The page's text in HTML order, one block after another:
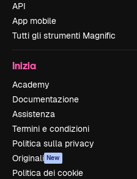
API
App mobile
Tutti gli strumenti Magnific
Inizia
Academy
Documentazione
Assistenza
Termini e condizioni
Politica sulla privacy
Originali New
Politica dei cookie